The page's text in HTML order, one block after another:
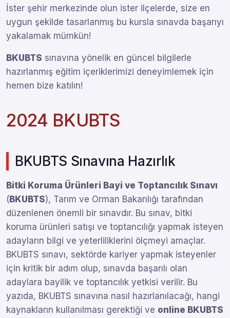
İster şehir merkezinde olun ister ilçelerde, size en
uygun şekilde tasarlanmış bu kursla sınavda başarıyı
yakalamak mümkün!
BKUBTS sınavına yönelik en güncel bilgilerle
hazırlanmış eğitim içeriklerimizi deneyimlemek için
hemen bize katılın!
2024 BKUBTS
BKUBTS Sınavına Hazırlık
Bitki Koruma Ürünleri Bayi ve Toptancılık Sınavı
( BKUBTS), Tarım ve Orman Bakanlığı tarafından
düzenlenen önemli bir sınavdır. Bu sınav, bitki
koruma ürünleri satışı ve toptancılığı yapmak isteyen
adayların bilgi ve yeterliliklerini ölçmeyi amaçlar.
BKUBTS sınavı, sektörde kariyer yapmak isteyenler
için kritik bir adım olup, sınavda başarılı olan
adaylara bayilik ve toptancılık yetkisi verilir. Bu
yazıda, BKUBTS sınavına nasıl hazırlanılacağı, hangi
kaynakların kullanılması gerektiği ve online BKUBTS